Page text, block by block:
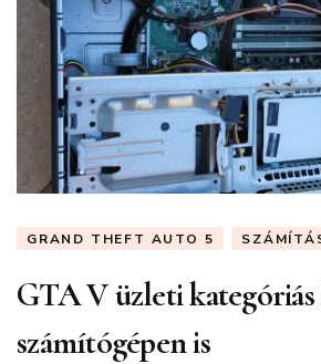
GRAND THEFT AUTO 5
GTA V üzleti kategóriás
számítógépen is